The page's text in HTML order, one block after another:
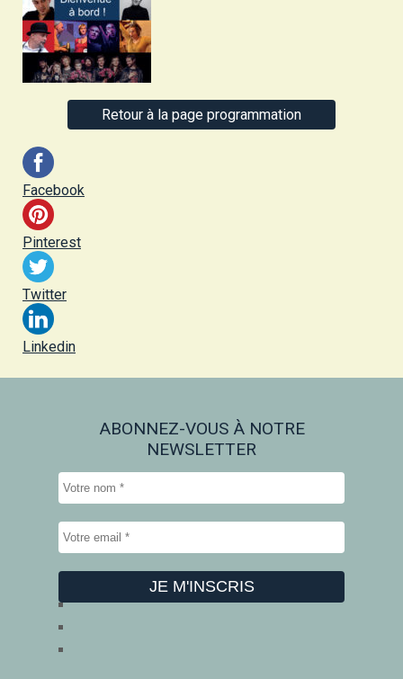
Retour à la page programmation
Facebook
Pinterest
Twitter
Linkedin
ABONNEZ-VOUS À NOTRE
NEWSLETTER